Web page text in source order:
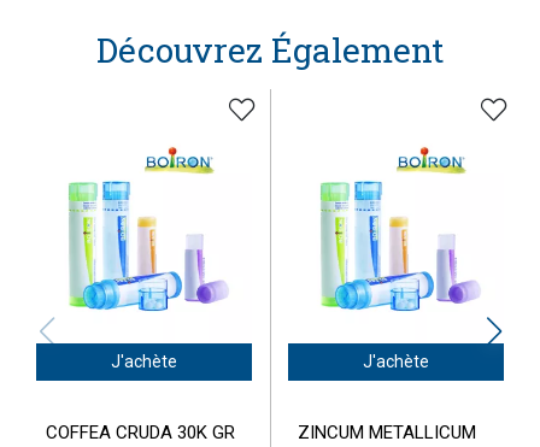
Découvrez Également
J'achète
COFFEA CRUDA 30K GR
J'achète
ZINCUM METALLICUM